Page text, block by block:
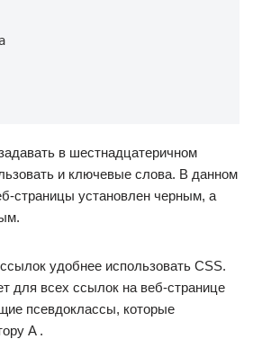
в шестнадцатеричном
и ключевые слова. В данном
страницы установлен черным, а
удобнее использовать CSS.
для всех ссылок на веб-странице
псевдоклассы, которые
A .